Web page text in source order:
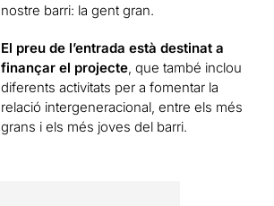
nostre barri: la gent gran.
El preu de l’entrada està destinat a
finançar el projecte, que també inclou
diferents activitats per a fomentar la
relació intergeneracional, entre els més
grans i els més joves del barri.